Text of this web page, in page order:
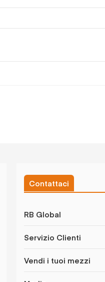
Contattaci
RB Global
Servizio Clienti
Vendi i tuoi mezzi